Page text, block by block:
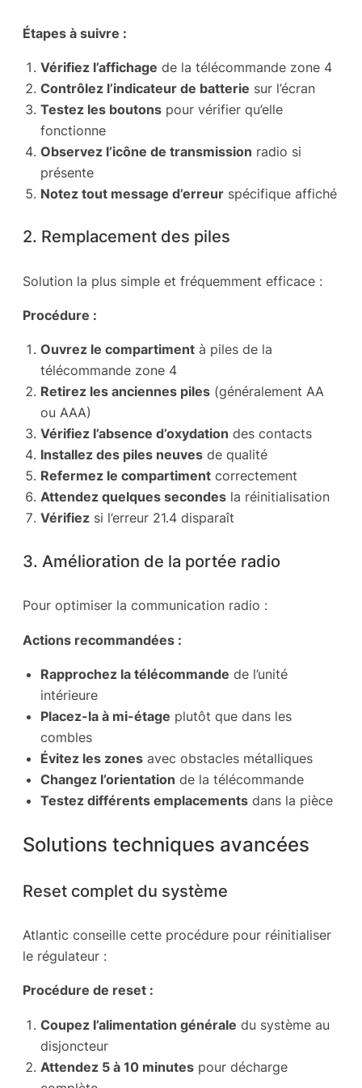
Étapes à suivre :
Vérifiez l’affichage de la télécommande zone 4
Contrôlez l’indicateur de batterie sur l’écran
Testez les boutons pour vérifier qu’elle
fonctionne
Observez l’icône de transmission radio si
présente
Notez tout message d’erreur spécifique affiché
2. Remplacement des piles
Solution la plus simple et fréquemment efficace :
Procédure :
Ouvrez le compartiment à piles de la
télécommande zone 4
Retirez les anciennes piles (généralement AA
ou AAA)
Vérifiez l’absence d’oxydation des contacts
Installez des piles neuves de qualité
Refermez le compartiment correctement
Attendez quelques secondes la réinitialisation
Vérifiez si l’erreur 21.4 disparaît
3. Amélioration de la portée radio
Pour optimiser la communication radio :
Actions recommandées :
Rapprochez la télécommande de l’unité
intérieure
Placez-la à mi-étage plutôt que dans les
combles
Évitez les zones avec obstacles métalliques
Changez l’orientation de la télécommande
Testez différents emplacements dans la pièce
Solutions techniques avancées
Reset complet du système
Atlantic conseille cette procédure pour réinitialiser
le régulateur :
Procédure de reset :
Coupez l’alimentation générale du système au
disjoncteur
Attendez 5 à 10 minutes pour décharge